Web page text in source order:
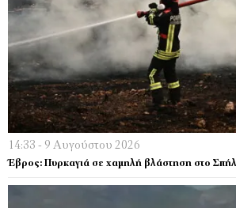
14:33 - 9 Αυγούστου 2026
Έβρος: Πυρκαγιά σε χαμηλή βλάστηση στο